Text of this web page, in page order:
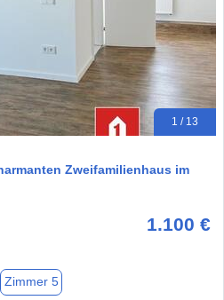
1 / 13
Zweifamilienhaus im
1.100 €
Zimmer 5